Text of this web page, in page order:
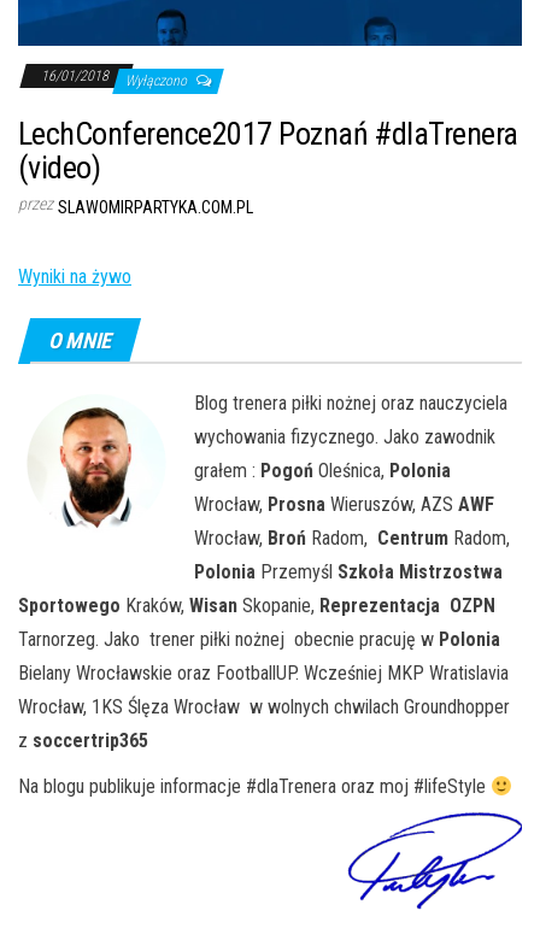
16/01/2018 Wyłączono
LechConference2017 Poznań #dlaTrenera
(video)
przez SLAWOMIRPARTYKA.COM.PL
Wyniki na żywo
O MNIE
Blog trenera piłki nożnej oraz nauczyciela
wychowania fizycznego. Jako zawodnik
grałem : Pogoń Oleśnica, Polonia
Wrocław, Prosna Wieruszów, AZS AWF
Wrocław, Broń Radom, Centrum Radom,
Polonia Przemyśl Szkoła Mistrzostwa
Sportowego Kraków, Wisan Skopanie, Reprezentacja OZPN
Tarnorzeg. Jako trener piłki nożnej obecnie pracuję w Polonia
Bielany Wrocławskie oraz FootballUP. Wcześniej MKP Wratislavia
Wrocław, 1KS Ślęza Wrocław w wolnych chwilach Groundhopper
z soccertrip365
Na blogu publikuje informacje #dlaTrenera oraz moj #lifeStyle